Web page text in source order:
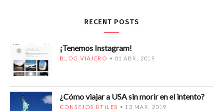
RECENT POSTS
¡Tenemos Instagram!
BLOG VIAJERO 01 ABR, 2019
¿Cómo viajar a USA sin morir en el intento?
CONSEJOS ÚTILES 13 MAR, 2019